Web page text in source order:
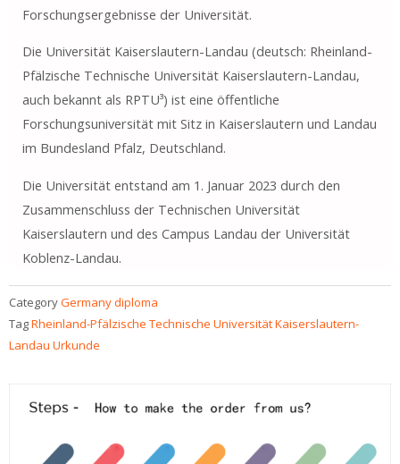
Forschungsergebnisse der Universität.
Die Universität Kaiserslautern-Landau (deutsch: Rheinland-
Pfälzische Technische Universität Kaiserslautern-Landau,
auch bekannt als RPTU³) ist eine öffentliche
Forschungsuniversität mit Sitz in Kaiserslautern und Landau
im Bundesland Pfalz, Deutschland.
Die Universität entstand am 1. Januar 2023 durch den
Zusammenschluss der Technischen Universität
Kaiserslautern und des Campus Landau der Universität
Koblenz-Landau.
CategoryGermany diploma
TagRheinland-Pfälzische Technische Universität Kaiserslautern-
Landau Urkunde